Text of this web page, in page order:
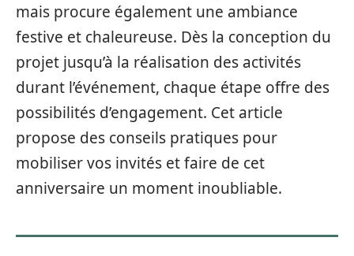
mais procure également une ambiance
festive et chaleureuse. Dès la conception du
projet jusqu’à la réalisation des activités
durant l’événement, chaque étape offre des
possibilités d’engagement. Cet article
propose des conseils pratiques pour
mobiliser vos invités et faire de cet
anniversaire un moment inoubliable.